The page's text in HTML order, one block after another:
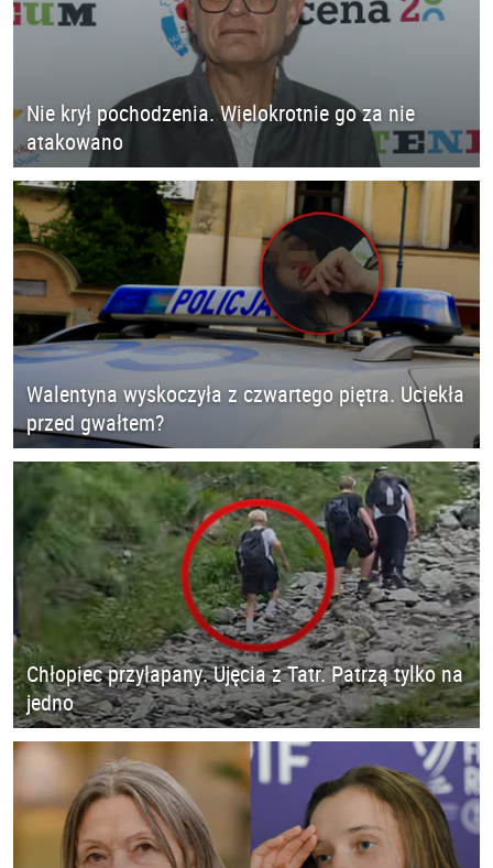
Nie krył pochodzenia. Wielokrotnie go za nie
atakowano
Walentyna wyskoczyła z czwartego piętra. Uciekła
przed gwałtem?
Chłopiec przyłapany. Ujęcia z Tatr. Patrzą tylko na
jedno